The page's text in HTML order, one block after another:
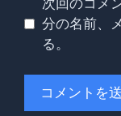
分の名前、
る。